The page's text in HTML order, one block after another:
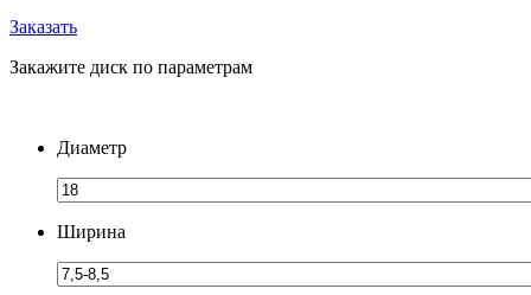
Заказать
Закажите диск по параметрам
Диаметр
Ширина